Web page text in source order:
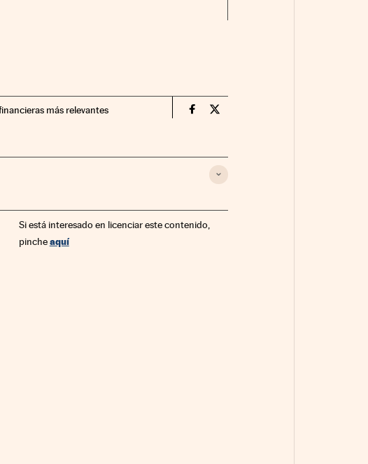
más relevantes Companias Cinco Días en Facebook
Companias Cinco Días en Twitter
Si está interesado en licenciar este contenido,
pincheaquí